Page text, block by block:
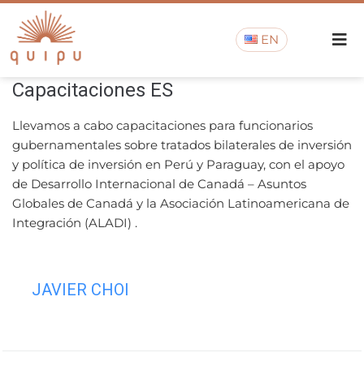
EN
Capacitaciones ES
Llevamos a cabo capacitaciones para funcionarios
gubernamentales sobre tratados bilaterales de inversión
y política de inversión en Perú y Paraguay, con el apoyo
de Desarrollo Internacional de Canadá – Asuntos
Globales de Canadá y la Asociación Latinoamericana de
Integración (ALADI) .
JAVIER CHOI